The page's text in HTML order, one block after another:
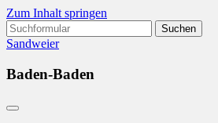
Zum Inhalt springen
Suchen
nach:
Sandweier
Baden-Baden